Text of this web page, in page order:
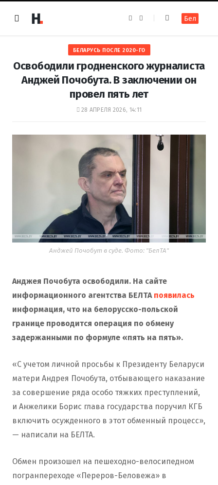
e
b
o
o
k
t
a
g
r
m
Бел
БЕЛАРУСЬ ПОСЛЕ 2020-ГО
Освободили гродненского журналиста
Анджей Почобута. В заключении он
провел пять лет
28 АПРЕЛЯ 2026, 14:11
Анджей Почобут в суде. Фото: "БелТА"
Анджея Почобута освободили. На сайте
информационного агентства БЕЛТА появилась
информация, что на белорусско-польской
границе проводится операция по обмену
задержанными по формуле «пять на пять».
«С учетом личной просьбы к Президенту Беларуси
матери Андрея Почобута, отбывающего наказание
за совершение ряда особо тяжких преступлений,
и Анжелики Борис глава государства поручил КГБ
включить осужденного в этот обменный процесс»,
— написали на БЕЛТА.
Обмен произошел на пешеходно-велосипедном
погранпереходе «Переров-Беловежа» в